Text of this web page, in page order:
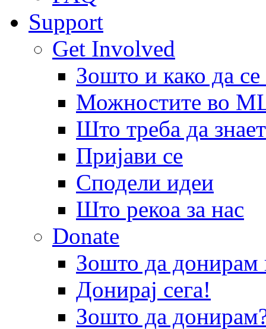
Support
Get Involved
Зошто и како да
Можностите во
Што треба да
Пријави се
Сподели идеи
Што рекоа за нас
Donate
Зошто да
Донирај сега!
Зошто да